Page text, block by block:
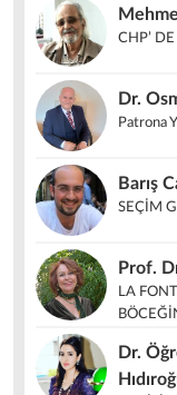
CHP’
Dr.
Patrona
Barış
SEÇİM
Prof.
LA
Dr.